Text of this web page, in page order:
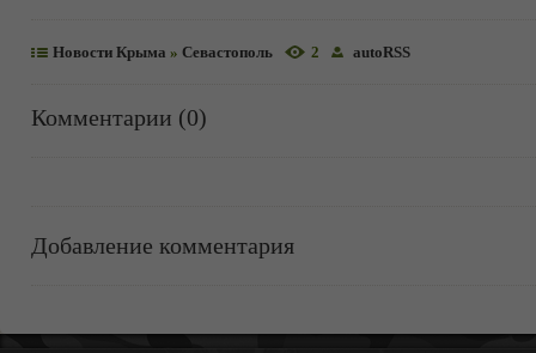
Новости Крыма » Севастополь 2 autoRSS
Комментарии (0)
Добавление комментария